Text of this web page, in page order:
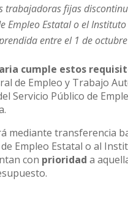
trabajadoras fijas
Empleo Estatal o el
entre el 1 de
cumple estos
de Empleo y Trabajo
Servicio Público de
mediante transferencia
Empleo Estatal o al
con prioridada